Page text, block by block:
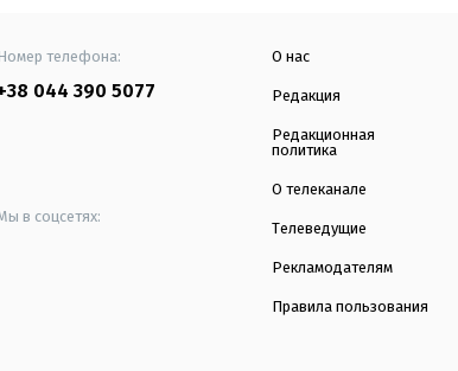
телефона:
044 390 5077
в соцсетях:
О нас
Редакция
Редакционная
политика
О телеканале
Телеведущие
Рекламодателям
Правила пользования